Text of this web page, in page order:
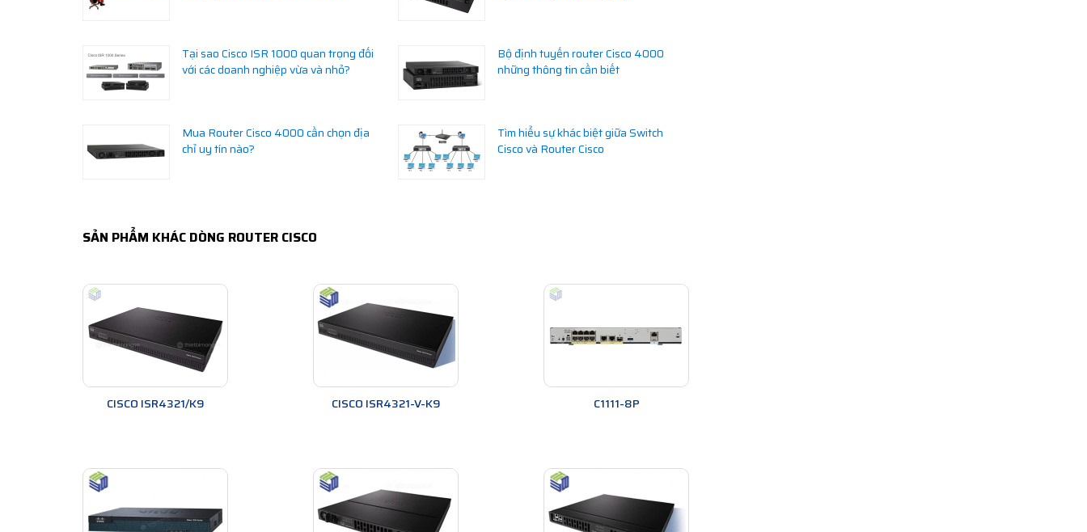
Tại sao Cisco ISR 1000 quan trọng đối
với các doanh nghiệp vừa và nhỏ?
Bộ định tuyến router Cisco 4000
những thông tin cần biết
Mua Router Cisco 4000 cần chọn địa
chỉ uy tín nào?
Tìm hiểu sự khác biệt giữa Switch
Cisco và Router Cisco
SẢN PHẨM KHÁC DÒNG ROUTER CISCO
CISCO ISR4321/K9 CISCO ISR4321-V-K9 C1111-8P